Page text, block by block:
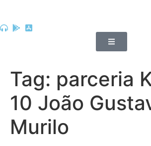
Tag: parceria
10 João
Murilo